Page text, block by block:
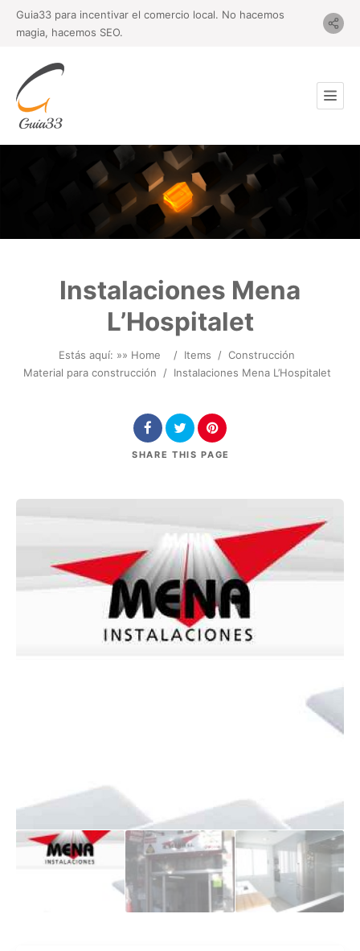
Guia33 para incentivar el comercio local. No hacemos
magia, hacemos SEO.
Instalaciones Mena
L’Hospitalet
Estás aquí: »» Home / Items / Construcción
Material para construcción
/ Instalaciones Mena L’Hospitalet
SHARE THIS PAGE